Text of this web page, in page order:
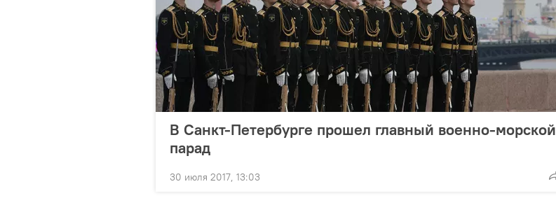
В Санкт-Петербурге прошел главный военно-морской
парад
30 июля 2017, 13:03